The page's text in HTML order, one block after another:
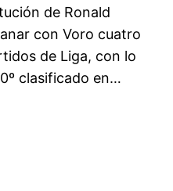
de Ronald
con Voro cuatro
de Liga, con lo
clasificado en…